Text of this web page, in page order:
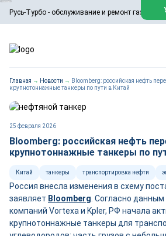
Русь-Турбо - обслуживание и ремонт газовых
ООО «Русь-Турбо» занимается
турбин, комплексным ремонтом,
техническим обслуживанием
работают на нефтегазовых,
металлургических и других
Реклама. ООО «Русь-Турбо», ИНН
erid: F7NfYUJCUneVdwPs4znf
Перейти на сайт
Главная → Новости → Bloomberg: российская нефть
крупнотоннажные танкеры по пути в Китай
25 февраля 2026
Bloomberg: российская нефть
крупнотоннажные танкеры по
Китай танкеры транспортировка нефти
Россия внесла изменения в схему
заявляет Bloomberg . Согласно
компаний Vortexa и Kpler, РФ начала
крупнотоннажные танкеры для